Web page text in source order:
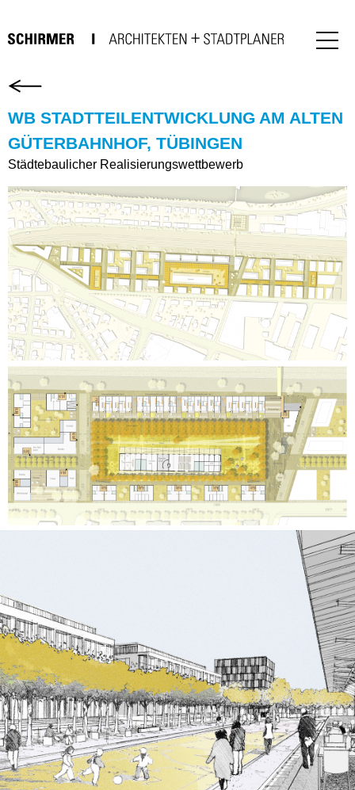
WB STADTTEILENTWICKLUNG AM ALTEN
GÜTERBAHNHOF, TÜBINGEN
Städtebaulicher Realisierungswettbewerb